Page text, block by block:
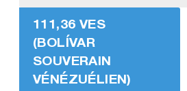
111,36 VES
(BOLÍVAR
SOUVERAIN
VÉNÉZUÉLIEN)